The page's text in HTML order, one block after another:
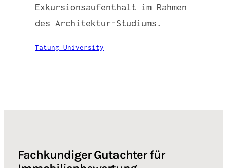
Exkursionsaufenthalt im Rahmen
des Architektur-Studiums.
Tatung University
Fachkundiger Gutachter für